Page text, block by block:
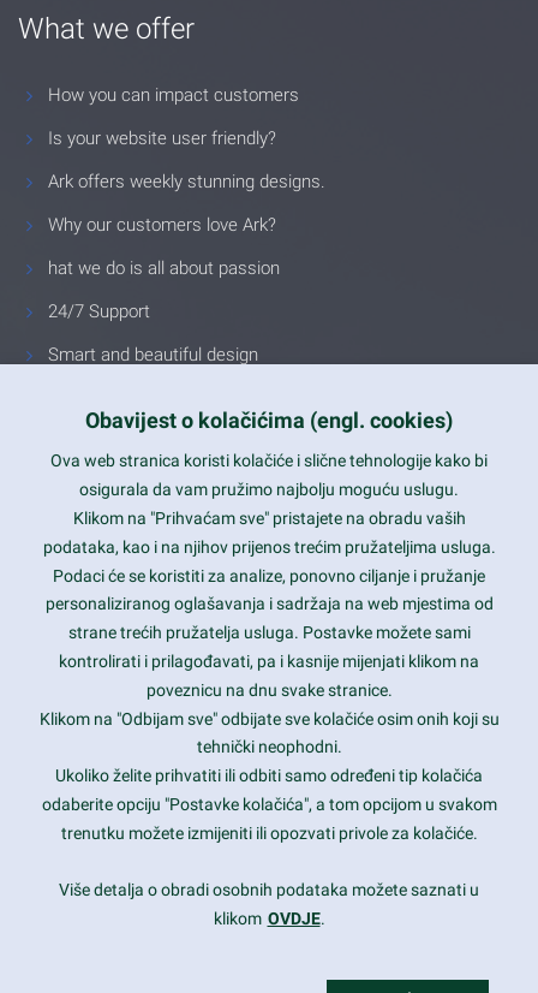
What we offer
How you can impact customers
Is your website user friendly?
Ark offers weekly stunning designs.
Why our customers love Ark?
hat we do is all about passion
24/7 Support
Smart and beautiful design
Latest trends and much more...
Contact Info
1600 Amphitheatre Parkway, Mountain View, CA 94043
prothemes.net@gmail.com
Daily: 9:00 am - 6:00 pm
Sunday: Closed
Copyright 2017FRESHFACE© All Rights Reserved
Obavijest o kolačićima (engl. cookies)
Ova web stranica koristi kolačiće i slične tehnologije kako bi
osigurala da vam pružimo najbolju moguću uslugu.
Klikom na "Prihvaćam sve" pristajete na obradu vaših
podataka, kao i na njihov prijenos trećim pružateljima usluga.
Podaci će se koristiti za analize, ponovno ciljanje i pružanje
personaliziranog oglašavanja i sadržaja na web mjestima od
strane trećih pružatelja usluga. Postavke možete sami
kontrolirati i prilagođavati, pa i kasnije mijenjati klikom na
poveznicu na dnu svake stranice.
Klikom na "Odbijam sve" odbijate sve kolačiće osim onih koji su
tehnički neophodni.
Ukoliko želite prihvatiti ili odbiti samo određeni tip kolačića
odaberite opciju "Postavke kolačića", a tom opcijom u svakom
trenutku možete izmijeniti ili opozvati privole za kolačiće.
Više detalja o obradi osobnih podataka možete saznati u
klikom OVDJE.